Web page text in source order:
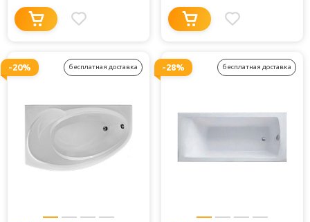
-20% бесплатная доставка -28% бесплатная доставка